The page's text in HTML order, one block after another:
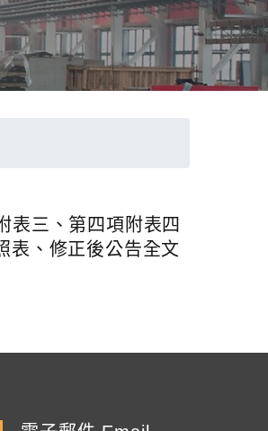
表三、第四項附表四
表、修正後公告全文